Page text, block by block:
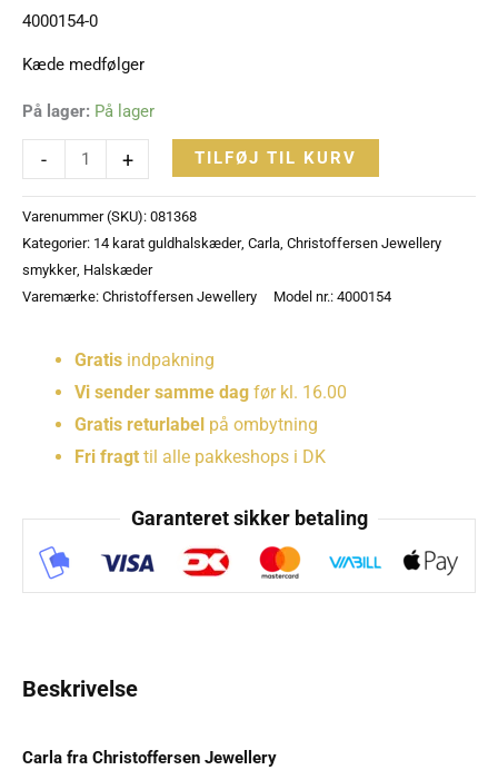
4000154-0
Kæde medfølger
På lager: På lager
-
antal
+ TILFØJ TIL KURV
Varenummer (SKU): 081368
Kategorier: 14 karat guldhalskæder, Carla, Christoffersen Jewellery
smykker, Halskæder
Varemærke: Christoffersen Jewellery Model nr.: 4000154
Gratis indpakning
Vi sender samme dag før kl. 16.00
Gratis returlabel på ombytning
Fri fragt til alle pakkeshops i DK
Garanteret sikker betaling
Beskrivelse
Carla fra Christoffersen Jewellery